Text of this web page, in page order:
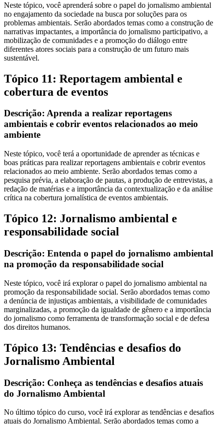
Neste tópico, você aprenderá sobre o papel do jornalismo ambiental
no engajamento da sociedade na busca por soluções para os
problemas ambientais. Serão abordados temas como a construção de
narrativas impactantes, a importância do jornalismo participativo, a
mobilização de comunidades e a promoção do diálogo entre
diferentes atores sociais para a construção de um futuro mais
sustentável.
Tópico 11: Reportagem ambiental e
cobertura de eventos
Descrição: Aprenda a realizar reportagens
ambientais e cobrir eventos relacionados ao meio
ambiente
Neste tópico, você terá a oportunidade de aprender as técnicas e
boas práticas para realizar reportagens ambientais e cobrir eventos
relacionados ao meio ambiente. Serão abordados temas como a
pesquisa prévia, a elaboração de pautas, a produção de entrevistas, a
redação de matérias e a importância da contextualização e da análise
crítica na cobertura jornalística de eventos ambientais.
Tópico 12: Jornalismo ambiental e
responsabilidade social
Descrição: Entenda o papel do jornalismo ambiental
na promoção da responsabilidade social
Neste tópico, você irá explorar o papel do jornalismo ambiental na
promoção da responsabilidade social. Serão abordados temas como
a denúncia de injustiças ambientais, a visibilidade de comunidades
marginalizadas, a promoção da igualdade de gênero e a importância
do jornalismo como ferramenta de transformação social e de defesa
dos direitos humanos.
Tópico 13: Tendências e desafios do
Jornalismo Ambiental
Descrição: Conheça as tendências e desafios atuais
do Jornalismo Ambiental
No último tópico do curso, você irá explorar as tendências e desafios
atuais do Jornalismo Ambiental. Serão abordados temas como a